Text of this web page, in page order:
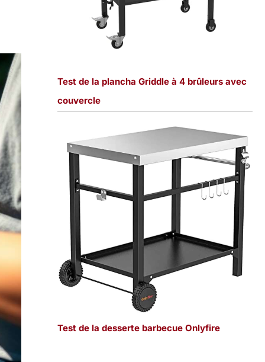
Test de la plancha Griddle à 4 brûleurs avec
couvercle
Test de la desserte barbecue Onlyfire